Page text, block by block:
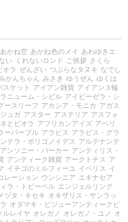
あかね空 あかね色のメイ
あわゆきエ
い くれないロンド ご挨拶 さくら
オラ ぜんざい つぶらなタヌキ なでし
かんちゃん みさき ゆうぜん
ゆくは
スケット アイアン雑貨 アイアン３輪
ニューム・シビル アイビーゼラ・シ
ースリーフ アカシア・モニカ アガス
ュガ アスター アステリア アスフォ
とビオラ アフリカンアイズ アベリ
ーパープル アラビス
アラビス・グラ
テラ・ポリゴノイデス
アルテナンテ
アンソニー・パーカー アンティリス・
アンティーク雑貨 アークトチス
ア
イチゴのミルフィーユ イベリス
イ
レーション ウンシニア エキナセア
ラ・トビーベル エンジェルリング
ヅタ・キセキ オキザリス・サンラッ
オダマキ・ビジューアンティークピ
ルレイヤ オレガノ オレガノ・ユノ
オ